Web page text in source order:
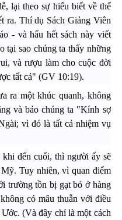
lại theo sự hiểu biết về thể
ra. Thí dụ Sách Giảng Viên
- và hẩu hết sách này viết
tại sao chúng ta thấy những
và rượu làm cho cuộc đời
tất cả" (GV 10:19).
ra một khúc quanh, không
và bảo chúng ta "Kính sợ
vì đó là tất cả nhiệm vụ
đến cuối, thì người ấy sẽ
Tuy nhiên, vì quan điểm
trường tồn bị gạt bỏ ở hàng
có mâu thuẫn với điều
(Và đây chỉ là một cách